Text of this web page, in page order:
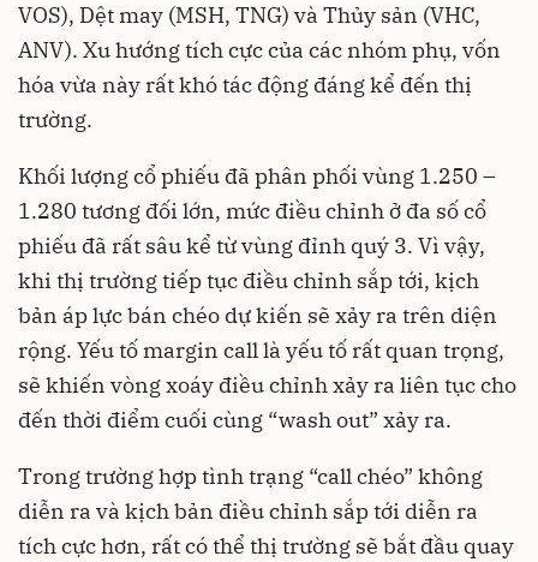
VOS), Dệt may (MSH, TNG) và Thủy sản (VHC,
ANV). Xu hướng tích cực của các nhóm phụ, vốn
hóa vừa này rất khó tác động đáng kể đến thị
trường.
Khối lượng cổ phiếu đã phân phối vùng 1.250 –
1.280 tương đối lớn, mức điều chỉnh ở đa số cổ
phiếu đã rất sâu kể từ vùng đỉnh quý 3. Vì vậy,
khi thị trường tiếp tục điều chỉnh sắp tới, kịch
bản áp lực bán chéo dự kiến sẽ xảy ra trên diện
rộng. Yếu tố margin call là yếu tố rất quan trọng,
sẽ khiến vòng xoáy điều chỉnh xảy ra liên tục cho
đến thời điểm cuối cùng “wash out” xảy ra.
Trong trường hợp tình trạng “call chéo” không
diễn ra và kịch bản điều chỉnh sắp tới diễn ra
tích cực hơn, rất có thể thị trường sẽ bắt đầu quay